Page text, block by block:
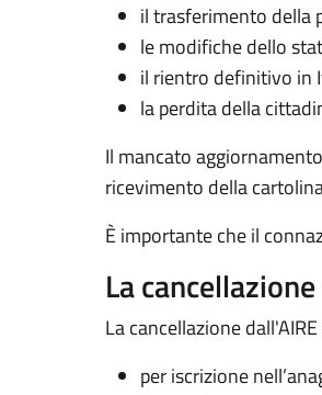
il trasferimento della
le modifiche dello
il rientro definitivo in
la perdita della
Il mancato
ricevimento della
È importante che il
La
La cancellazione
per iscrizione